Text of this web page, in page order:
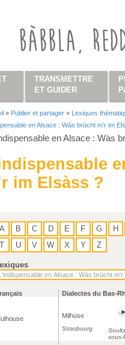
êtes ici
» Publier et partager » Lexiques
en Alsace : Wàs brücht m’r im
en Alsace : Wàs
im Elsàss ?
A B C D E F G
H
T
U V W X Y Z
Dialectes du Bas-
Milhüse
Strasbourg
sous-
TRANSMETTRE
ET GUIDER